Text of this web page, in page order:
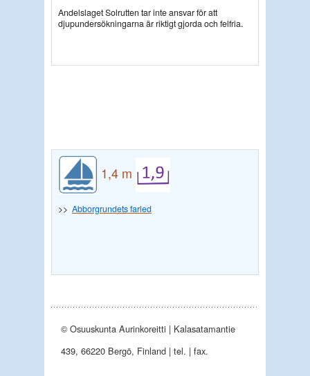
Andelslaget Solrutten tar inte ansvar för att
djupundersökningarna är riktigt gjorda och felfria.
1,4 m
>> Abborgrundets farled
© Osuuskunta Aurinkoreitti | Kalasatamantie
439, 66220 Bergö, Finland | tel. | fax.